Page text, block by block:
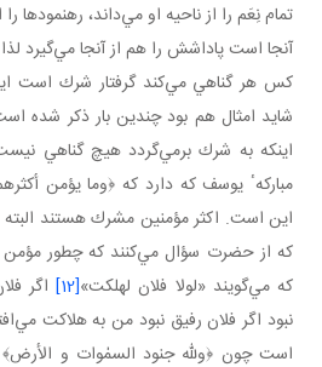
تمام نِعَم را از ناحيه او مي‌داند، رهنمودها
آنجا است پاداشش را هم از آنجا مي‌گيرد
كس هر گناهي مي‌كند گرفتار شرك است
شايد امثال هم بود چندين بار ذكر شده
اينكه به شرك برمي‌گردد هيچ گناهي
مباركهٴ يوسف كه دارد كه ﴿وما يؤمن
اين است. اكثر مؤمنين مشرك هستند
كه از حضرت سؤال مي‌كنند كه چطور
كه مي‌گويند «لولا فلان لهلكت»[12]
اگر
نبود اگر فلان رفيق نبود من به هلاكت
است چون ﴿ولله جنود السمٰوات و